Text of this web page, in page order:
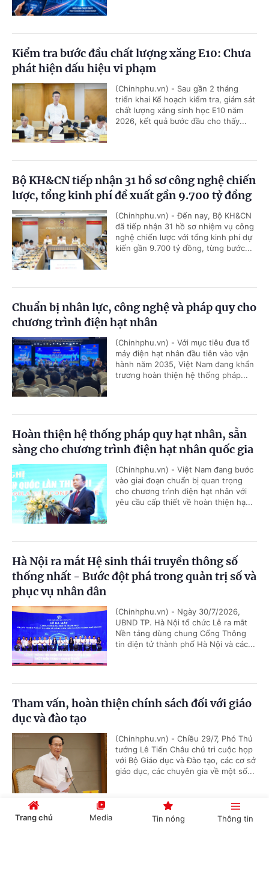
Kiểm tra bước đầu chất lượng xăng E10: Chưa
phát hiện dấu hiệu vi phạm
(Chinhphu.vn) - Sau gần 2 tháng
triển khai Kế hoạch kiểm tra, giám sát
chất lượng xăng sinh học E10 năm
2026, kết quả bước đầu cho thấy...
Bộ KH&CN tiếp nhận 31 hồ sơ công nghệ chiến
lược, tổng kinh phí đề xuất gần 9.700 tỷ đồng
(Chinhphu.vn) - Đến nay, Bộ KH&CN
đã tiếp nhận 31 hồ sơ nhiệm vụ công
nghệ chiến lược với tổng kinh phí dự
kiến gần 9.700 tỷ đồng, từng bước...
Chuẩn bị nhân lực, công nghệ và pháp quy cho
chương trình điện hạt nhân
(Chinhphu.vn) - Với mục tiêu đưa tổ
máy điện hạt nhân đầu tiên vào vận
hành năm 2035, Việt Nam đang khẩn
trương hoàn thiện hệ thống pháp...
Hoàn thiện hệ thống pháp quy hạt nhân, sẵn
sàng cho chương trình điện hạt nhân quốc gia
(Chinhphu.vn) - Việt Nam đang bước
vào giai đoạn chuẩn bị quan trọng
cho chương trình điện hạt nhân với
yêu cầu cấp thiết về hoàn thiện hạ...
Hà Nội ra mắt Hệ sinh thái truyền thông số
thống nhất - Bước đột phá trong quản trị số và
phục vụ nhân dân
(Chinhphu.vn) - Ngày 30/7/2026,
UBND TP. Hà Nội tổ chức Lễ ra mắt
Nền tảng dùng chung Cổng Thông
tin điện tử thành phố Hà Nội và các...
Tham vấn, hoàn thiện chính sách đối với giáo
dục và đào tạo
(Chinhphu.vn) - Chiều 29/7, Phó Thủ
tướng Lê Tiến Châu chủ trì cuộc họp
với Bộ Giáo dục và Đào tạo, các cơ sở
giáo dục, các chuyên gia về một số...
Trang chủ Media Tin nóng Thông tin